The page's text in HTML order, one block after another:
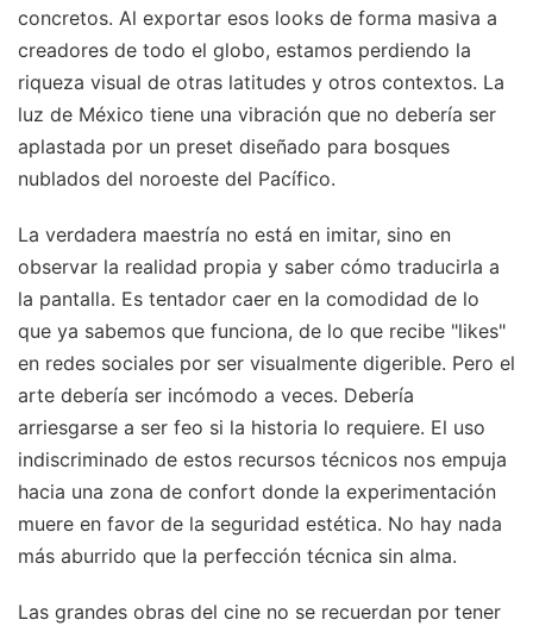
concretos. Al exportar esos looks de forma masiva a
creadores de todo el globo, estamos perdiendo la
riqueza visual de otras latitudes y otros contextos. La
luz de México tiene una vibración que no debería ser
aplastada por un preset diseñado para bosques
nublados del noroeste del Pacífico.
La verdadera maestría no está en imitar, sino en
observar la realidad propia y saber cómo traducirla a
la pantalla. Es tentador caer en la comodidad de lo
que ya sabemos que funciona, de lo que recibe "likes"
en redes sociales por ser visualmente digerible. Pero el
arte debería ser incómodo a veces. Debería
arriesgarse a ser feo si la historia lo requiere. El uso
indiscriminado de estos recursos técnicos nos empuja
hacia una zona de confort donde la experimentación
muere en favor de la seguridad estética. No hay nada
más aburrido que la perfección técnica sin alma.
Las grandes obras del cine no se recuerdan por tener